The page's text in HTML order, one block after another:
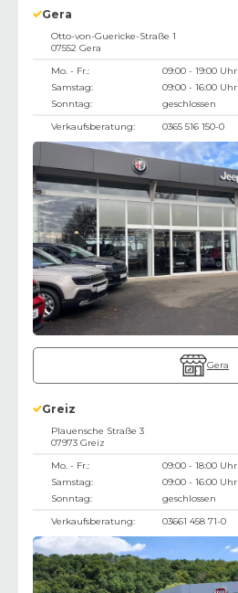
Gera
Otto-von-Guericke-Straße 1
07552 Gera
Mo. - Fr.:
09:00 - 19:00 Uhr
Samstag:
09:00 - 16:00 Uhr
Sonntag:
geschlossen
Verkaufsberatung:
0365 516 150-0
Gera
Greiz
Plauensche Straße 3
07973 Greiz
Mo. - Fr.:
09:00 - 18:00 Uhr
Samstag:
09:00 - 16:00 Uhr
Sonntag:
geschlossen
Verkaufsberatung:
03661 458 71-0